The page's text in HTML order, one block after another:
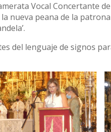
Vocal Concertante
nueva peana de la
del lenguaje de signos